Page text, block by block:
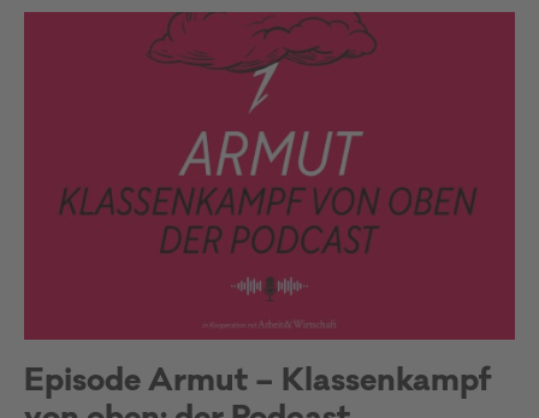
Episode Armut – Klassenkampf